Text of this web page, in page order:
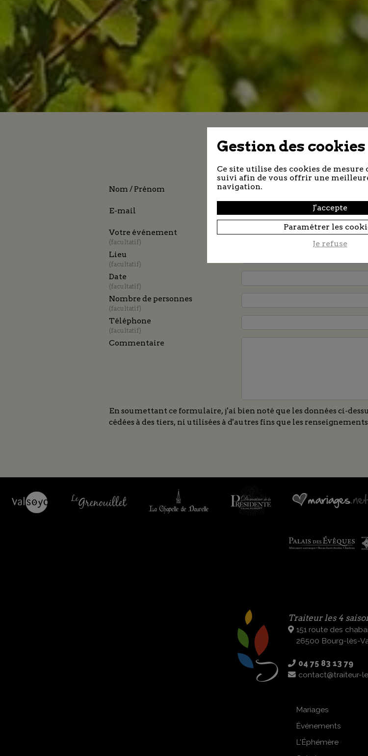
Contactez-
Nom / Prénom
E-mail
Votre événement
facultatif
Lieu
facultatif
Date
facultatif
Nombre de personnes
facultatif
Téléphone
facultatif
Commentaire
En soumettant ce formulaire, j'ai bien noté que les données ci-
cédées à des tiers, ni utilisées à d'autres fins que les
Traiteur les 4
151 route des
26500 Bourg-lès-
04 75 83 13 79
contact@traiteur-
Mariages
Événements
L'Éphémère
Gestion des cookies
Ce site utilise des cookies de mesure
suivi afin de vous offrir une
navigation.
J'accepte
Paramétrer les
Je refuse